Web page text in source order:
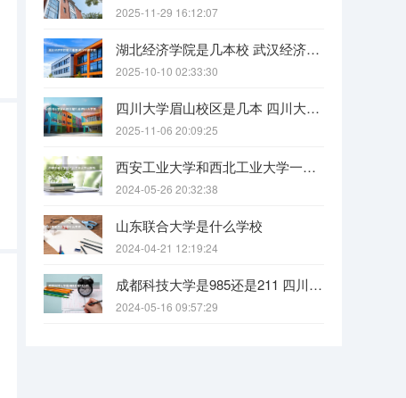
2025-11-29 16:12:07
湖北经济学院是几本校 武汉经济学院是几本
2025-10-10 02:33:30
四川大学眉山校区是几本 四川大学锦江学院是几本？咋样？
2025-11-06 20:09:25
西安工业大学和西北工业大学一样吗
2024-05-26 20:32:38
山东联合大学是什么学校
2024-04-21 12:19:24
成都科技大学是985还是211 四川科技大学全国排名
2024-05-16 09:57:29